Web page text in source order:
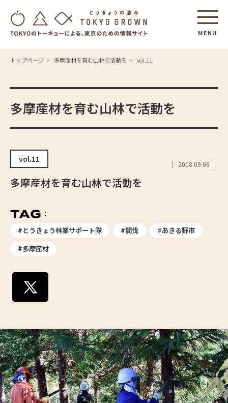
MENU
トップページ 多摩産材を育む山林で活動を vol.11
多摩産材を育む山林で活動を
vol.11
2018.09.06
多摩産材を育む山林で活動を
#とうきょう林業サポート隊 #間伐
#あきる野市
#多摩産材